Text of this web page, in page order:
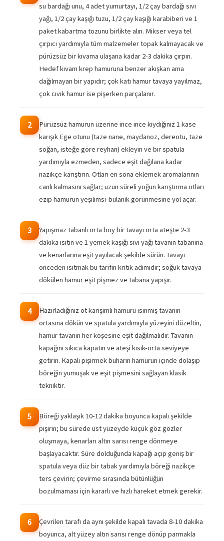
su bardağı unu, 4 adet yumurtayı, 1/2 çay bardağı sıvı
yağı, 1/2 çay kaşığı tuzu, 1/2 çay kaşığı karabiberi ve 1
paket kabartma tozunu birlikte alın. Mikser veya tel
çırpıcı yardımıyla tüm malzemeler topak kalmayacak ve
pürüzsüz bir kıvama ulaşana kadar 2-3 dakika çırpın.
Hedef kıvam krep hamuruna benzer akışkan ama
dağılmayan bir yapıdır; çok katı hamur tavaya yayılmaz,
çok cıvık hamur ise pişerken parçalanır.
2
Pürüzsüz hamurun üzerine ince ince kıydığınız 1 kase
karışık Ege otunu (taze nane, maydanoz, dereotu, taze
soğan, isteğe göre reyhan) ekleyin ve bir spatula
yardımıyla ezmeden, sadece eşit dağılana kadar
nazikçe karıştırın. Otları en sona eklemek aromalarının
canlı kalmasını sağlar; uzun süreli yoğun karıştırma otları
ezip hamurun yeşilimsi-bulanık görünmesine yol açar.
3
Yapışmaz tabanlı orta boy bir tavayı orta ateşte 2-3
dakika ısıtın ve 1 yemek kaşığı sıvı yağı tavanın tabanına
ve kenarlarına eşit yayılacak şekilde sürün. Tavayı
önceden ısıtmak bu tarifin kritik adımıdır; soğuk tavaya
dökülen hamur eşit pişmez ve tabana yapışır.
4
Hazırladığınız ot karışımlı hamuru ısınmış tavanın
ortasına dökün ve spatula yardımıyla yüzeyini düzeltin,
hamur tavanın her köşesine eşit dağılmalıdır. Tavanın
kapağını sıkıca kapatın ve ateşi kısık-orta seviyeye
getirin. Kapalı pişirmek buharın hamurun içinde dolaşıp
böreğin yumuşak ve eşit pişmesini sağlayan klasik
tekniktir.
5
Böreği yaklaşık 10-12 dakika boyunca kapalı şekilde
pişirin; bu sürede üst yüzeyde küçük göz gözler
oluşmaya, kenarları altın sarısı renge dönmeye
başlayacaktır. Süre dolduğunda kapağı açıp geniş bir
spatula veya düz bir tabak yardımıyla böreği nazikçe
ters çevirin; çevirme sırasında bütünlüğün
bozulmaması için kararlı ve hızlı hareket etmek gerekir.
6
Çevrilen tarafı da aynı şekilde kapalı tavada 8-10 dakika
boyunca, alt yüzey altın sarısı renge dönüp parmakla